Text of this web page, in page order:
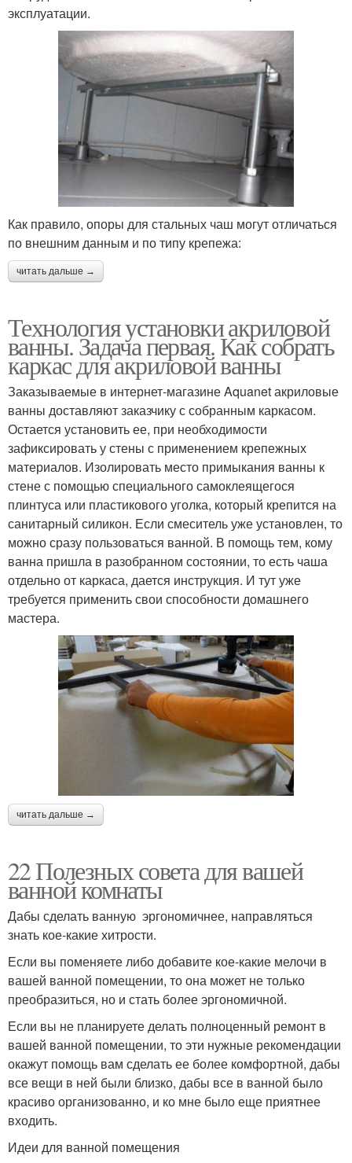
эксплуатации.
Как правило, опоры для стальных чаш могут отличаться
по внешним данным и по типу крепежа:
читать дальше →
Технология установки акриловой
ванны. Задача первая. Как собрать
каркас для акриловой ванны
Заказываемые в интернет-магазине Aquanet акриловые
ванны доставляют заказчику с собранным каркасом.
Остается установить ее, при необходимости
зафиксировать у стены с применением крепежных
материалов. Изолировать место примыкания ванны к
стене с помощью специального самоклеящегося
плинтуса или пластикового уголка, который крепится на
санитарный силикон. Если смеситель уже установлен, то
можно сразу пользоваться ванной. В помощь тем, кому
ванна пришла в разобранном состоянии, то есть чаша
отдельно от каркаса, дается инструкция. И тут уже
требуется применить свои способности домашнего
мастера.
читать дальше →
22 Полезных совета для вашей
ванной комнаты
Дабы сделать ванную эргономичнее, направляться
знать кое-какие хитрости.
Если вы поменяете либо добавите кое-какие мелочи в
вашей ванной помещении, то она может не только
преобразиться, но и стать более эргономичной.
Если вы не планируете делать полноценный ремонт в
вашей ванной помещении, то эти нужные рекомендации
окажут помощь вам сделать ее более комфортной, дабы
все вещи в ней были близко, дабы все в ванной было
красиво организованно, и ко мне было еще приятнее
входить.
Идеи для ванной помещения